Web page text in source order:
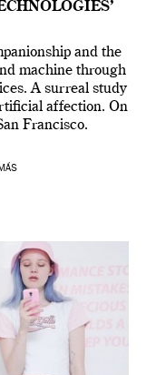
and the
machine through
A surreal study
affection. On
Francisco.